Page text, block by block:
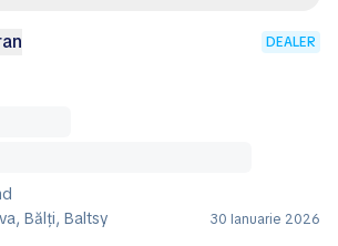
DEALER
Bălţi, Baltsy
30 Ianuarie 2026